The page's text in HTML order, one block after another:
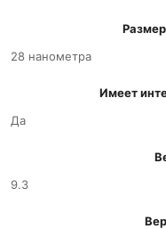
28 нанометра
Имеет
Да
9.3